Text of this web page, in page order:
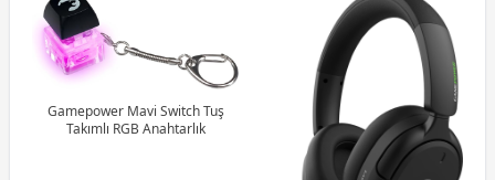
Gamepower Mavi Switch Tuş
Takımlı RGB Anahtarlık